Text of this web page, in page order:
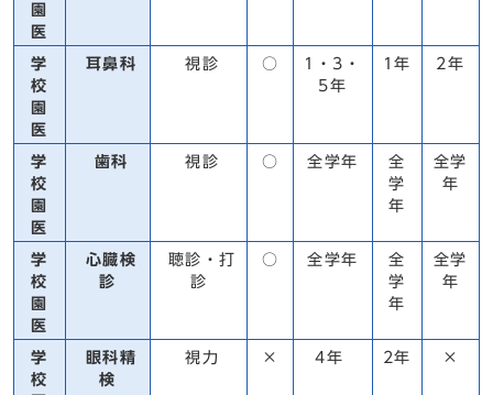
園
医
学
校
園
医
耳鼻科 視診 ○
1・3・
5年
1年 2年
学
校
園
医
歯科 視診 ○ 全学年
全
学
年
全学
年
学
校
園
医
心臓検
診
聴診・打
診
○ 全学年
全
学
年
全学
年
学
校
眼科精
検
視力 × 4年 2年 ×